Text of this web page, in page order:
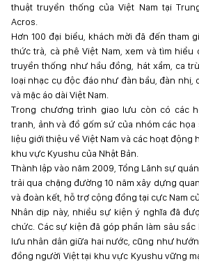
thuật truyền thống của Việt Nam tại
Acros.
Hơn 100 đại biểu, khách mời đã đến tham
thức trà, cà phê Việt Nam, xem và tìm
truyền thống như hầu đồng, hát xẩm, ca
loại nhạc cụ độc đáo như đàn bầu, đàn
và mặc áo dài Việt Nam.
Trong chương trình giao lưu còn có các
tranh, ảnh và đồ gốm sứ của nhóm các họa
liệu giới thiệu về Việt Nam và các hoạt động
khu vực Kyushu của Nhật Bản.
Thành lập vào năm 2009, Tổng Lãnh sự
trải qua chặng đường 10 năm xây dựng
và đoàn kết, hỗ trợ cộng đồng tại cực Nam
Nhân dịp này, nhiều sự kiện ý nghĩa đã
chức. Các sự kiện đã góp phần làm sâu
lưu nhân dân giữa hai nước, cũng như
đồng người Việt tại khu vực Kyushu vững